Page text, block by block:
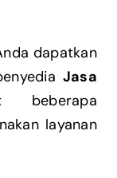
dapatkan
Jasa
beberapa
layanan